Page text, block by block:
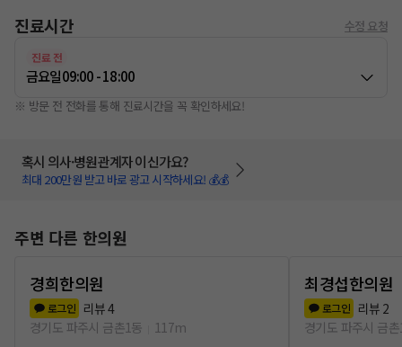
진료시간 수정 요청
진료 전
금요일09:00 - 18:00
※ 방문 전 전화를 통해 진료시간을 꼭 확인하세요!
혹시 의사·병원관계자 이신가요?
최대 200만원 받고 바로 광고 시작하세요! 💰💰
주변 다른 한의원
경희한의원
로그인 리뷰4
경기도 파주시 금촌1동
117m
최경섭한의원
로그인 리뷰 2
경기도 파주시 금